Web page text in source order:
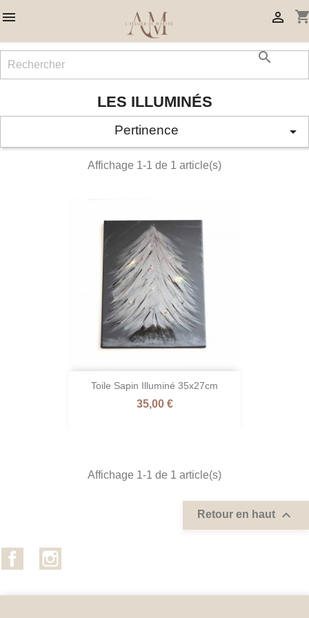
 

LES ILLUMINÉS
Pertinence 
Affichage 1-1 de 1 article(s)
Toile Sapin Illuminé 35x27cm
Prix
35,00 €
Affichage 1-1 de 1 article(s)
Retour en haut 
Facebook